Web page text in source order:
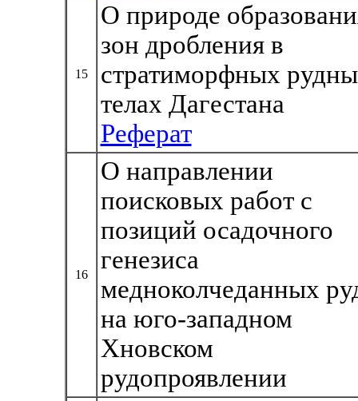
15
О природе
зон дробления в
стратиморфных
телах Дагестана
Реферат
16
О направлении
поисковых работ с
позиций осадочного
генезиса
медноколчеданных
на юго-западном
Хновском
рудопроявлении